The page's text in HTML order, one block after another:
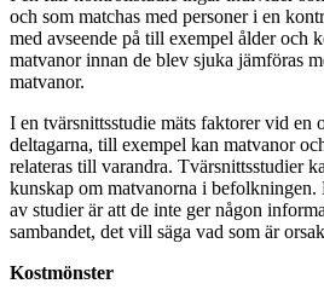
och som matchas med personer i en
med avseende på till exempel ålder och
matvanor innan de blev sjuka jämföras
matvanor.
I en tvärsnittsstudie mäts faktorer vid en
deltagarna, till exempel kan matvanor
relateras till varandra. Tvärsnittsstudier
kunskap om matvanorna i befolkningen.
av studier är att de inte ger någon
sambandet, det vill säga vad som är
Kostmönster